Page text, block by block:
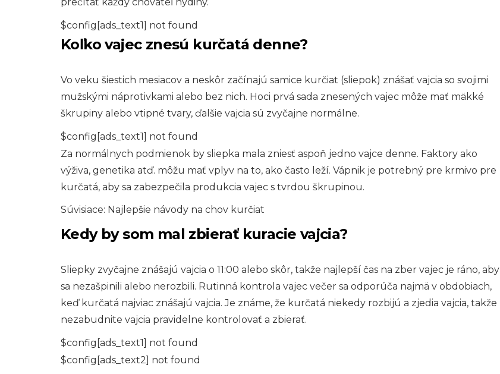
$config[ads_text1] not found
Koľko vajec znesú kurčatá denne?
Vo veku šiestich mesiacov a neskôr začínajú samice kurčiat (sliepok) znášať vajcia so svojimi
mužskými náprotivkami alebo bez nich. Hoci prvá sada znesených vajec môže mať mäkké
škrupiny alebo vtipné tvary, ďalšie vajcia sú zvyčajne normálne.
$config[ads_text1] not found
Za normálnych podmienok by sliepka mala zniesť aspoň jedno vajce denne. Faktory ako
výživa, genetika atď. môžu mať vplyv na to, ako často leží. Vápnik je potrebný pre krmivo pre
kurčatá, aby sa zabezpečila produkcia vajec s tvrdou škrupinou.
Súvisiace: Najlepšie návody na chov kurčiat
Kedy by som mal zbierať kuracie vajcia?
Sliepky zvyčajne znášajú vajcia o 11:00 alebo skôr, takže najlepší čas na zber vajec je ráno, aby
sa nezašpinili alebo nerozbili. Rutinná kontrola vajec večer sa odporúča najmä v obdobiach,
keď kurčatá najviac znášajú vajcia. Je známe, že kurčatá niekedy rozbijú a zjedia vajcia, takže
nezabudnite vajcia pravidelne kontrolovať a zbierať.
$config[ads_text1] not found
$config[ads_text2] not found